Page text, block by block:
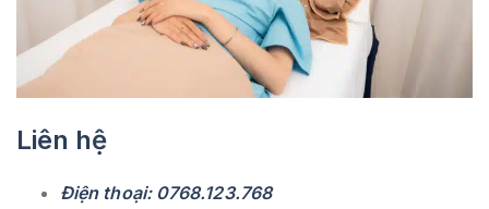
Liên hệ
Điện thoại: 0768.123.768